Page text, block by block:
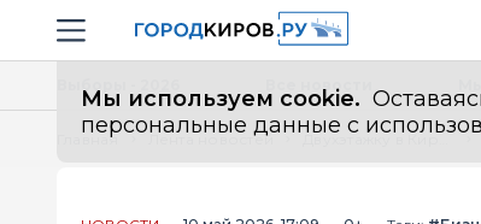
Навигация сайта
Мы используем cookie.
персональные данные с
Все новости
Главная Лента новостей